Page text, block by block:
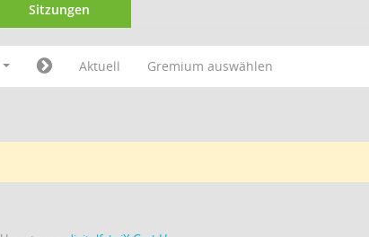
Sitzungen
Aktuell Gremium auswählen